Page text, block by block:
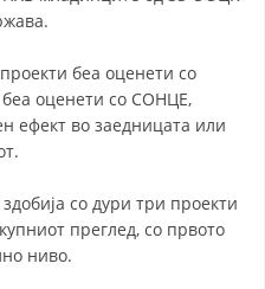
ЦКРМ
ЦКРМ
И РАЗВОЈ
ОДБОР
беа оценети со
беа оценети со СОНЦЕ,
ефект во заедницата или
со дури три проекти
преглед, со првото
ниво.